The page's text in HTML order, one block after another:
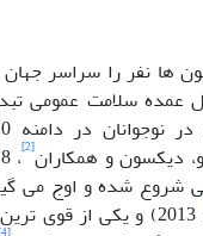
ها نفر را سراسر جهان
عمده سلامت عمومی
دیکسون و همکاران[2]
شروع شده و اوج می
، 2013) و یکی از قوی